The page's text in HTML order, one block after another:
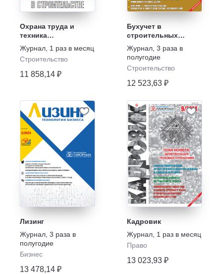
Охрана труда и
техника
безопасности в
строительстве
Журнал 1 раз в месяц
Строительство
11 858,14 ₽
Бухучет в
строительных
организациях
Журнал 3 раза в
полугодие
Строительство
12 523,63 ₽
Лизинг
Журнал 3 раза в
полугодие
Бизнес
13 478,14 ₽
Кадровик
Журнал 1 раз в месяц
Право
13 023,93 ₽